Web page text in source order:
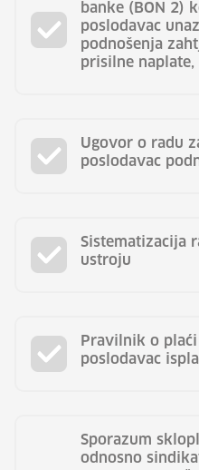
banke (BON 2)
poslodavac
podnošenja
prisilne
Ugovor o radu
poslodavac
Sistematizacija
ustroju
Pravilnik o
poslodavac
Sporazum
odnosno